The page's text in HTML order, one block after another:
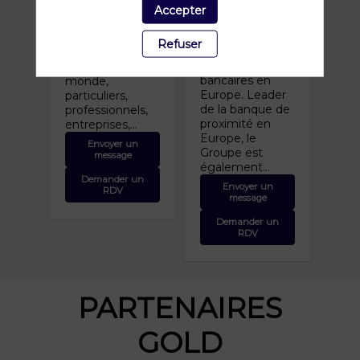
plus de 100 000
collaborateurs, il
est au service de
monde,
particuliers,
professionnels,
entreprises,...
Envoyer un
message
Demander un
RDV
financeur de
l’économie
française et l’un
des tout
bancaires en
Europe. Leader
de la banque de
proximité en
Europe, le
Groupe est
également...
Envoyer un
message
Demander un
RDV
PARTENAIRES
GOLD
Accepter
Refuser